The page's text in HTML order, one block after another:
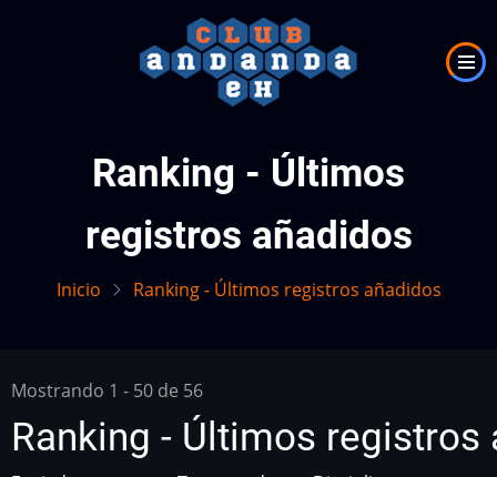
Ranking - Últimos
registros añadidos
Inicio Ranking - Últimos registros añadidos
Mostrando 1 - 50 de 56
Ranking - Últimos registros